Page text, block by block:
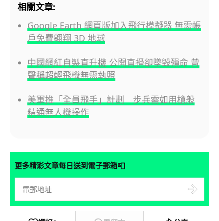
相關文章:
Google Earth 網頁版加入飛行模擬器 無需帳
戶免費翱翔 3D 地球
中國網紅自製直升機 公開直播卻墜毀殞命 曾
聲稱超輕飛機無需執照
美軍推「全員飛手」計劃 步兵需如用槍般
精通無人機操作
更多精彩文章每日送到電子郵箱📮